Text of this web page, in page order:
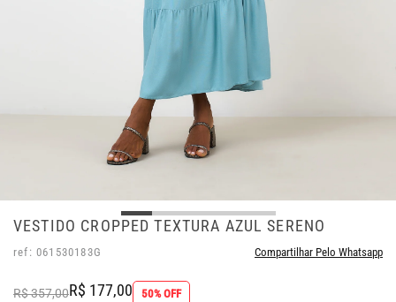
VESTIDO CROPPED TEXTURA AZUL SERENO
ref: 061530183G Compartilhar Pelo Whatsapp
R$ 357,00R$ 177,00 50% OFF